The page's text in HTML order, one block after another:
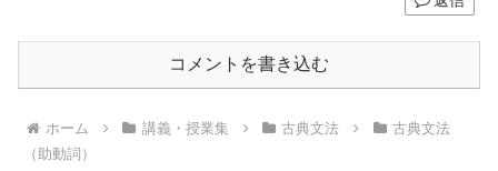
コメントを書き込む
ホーム 講義・授業集 古典文法
古典文法
（助動詞）